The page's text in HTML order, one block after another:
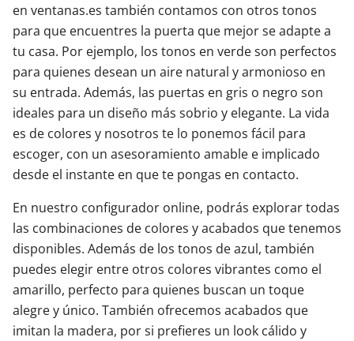
en ventanas.es también contamos con otros tonos
para que encuentres la puerta que mejor se adapte a
tu casa. Por ejemplo, los tonos en verde son perfectos
para quienes desean un aire natural y armonioso en
su entrada. Además, las puertas en gris o negro son
ideales para un diseño más sobrio y elegante. La vida
es de colores y nosotros te lo ponemos fácil para
escoger, con un asesoramiento amable e implicado
desde el instante en que te pongas en contacto.
En nuestro configurador online, podrás explorar todas
las combinaciones de colores y acabados que tenemos
disponibles. Además de los tonos de azul, también
puedes elegir entre otros colores vibrantes como el
amarillo, perfecto para quienes buscan un toque
alegre y único. También ofrecemos acabados que
imitan la madera, por si prefieres un look cálido y